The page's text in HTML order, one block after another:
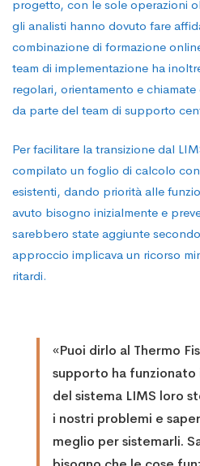
progetto, con le sole operazioni
gli analisti hanno dovuto fare
combinazione di formazione
team di implementazione ha
regolari, orientamento e
da parte del team di supporto
Per facilitare la transizione dal
compilato un foglio di calcolo
esistenti, dando priorità alle
avuto bisogno inizialmente e
sarebbero state aggiunte
approccio implicava un ricorso
ritardi.
«Puoi dirlo al Thermo
supporto ha
del sistema LIMS loro
i nostri problemi e
meglio per sistemarli.